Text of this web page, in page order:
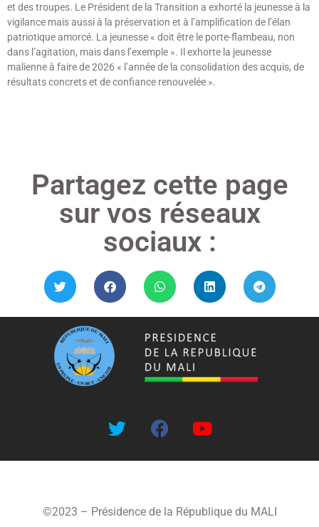
et des troupes. Le Président de la Transition a exhorté la jeunesse à la
vigilance mais aussi à la préservation et à l’amplification de l’élan
patriotique amorcé. La jeunesse « doit être le porte-flambeau, non
dans l’agitation, mais dans l’exemple ». Il exhorte la jeunesse
malienne à faire de 2026 « l’année de la consolidation des acquis, de
résultats concrets et de confiance renouvelée ».
Partagez cette page
sur vos réseaux
sociaux :
©2023 – Présidence de la République du MALI